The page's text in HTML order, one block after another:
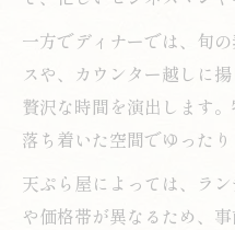
一方でディナーでは、旬
スや、カウンター越しに
贅沢な時間を演出します
落ち着いた空間でゆった
天ぷら屋によっては、ラ
や価格帯が異なるため、